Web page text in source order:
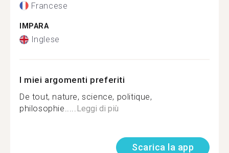
Francese
IMPARA
Inglese
I miei argomenti preferiti
De tout, nature, science, politique,
philosophie.....Leggi di più
Scarica la app